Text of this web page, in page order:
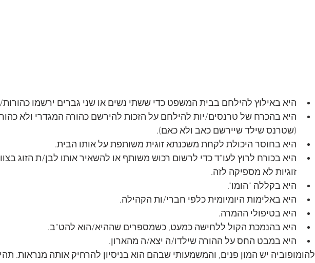
היא באילוץ להילחם בבית המשפט כדי ששתי נשים או שני גברים ירשמו
היא בהכרח של טרנסים/יות להילחם על הזכות להירשם כהורה המגדרי ולא
(שטרנס שילד שיירשם כאב ולא כאם).
היא בחוסר היכולת לקחת משכנתא זוגית משותפת על אותו הבית.
היא בכורח לרוץ לעו"ד כדי לרשום רכוש משותף או להשאיר אותו לבן/ת הזוג
זוגיות לא מספיקה לזה.
היא בקללה "הומו".
היא באלימות היומיומית כלפי חברי/ות הקהילה.
היא בטיפולי ההמרה.
היא בהנמכת הקול ללחישה כמעט, כשמספרים שההיא/הוא להט"ב.
היא במבט החס על ההורה שילדו/ה יצא/ה מהארון.
להומופוביה יש המון פנים, והמשמעותי שבהם הוא בניסיון להרחיק אותה מנראות.